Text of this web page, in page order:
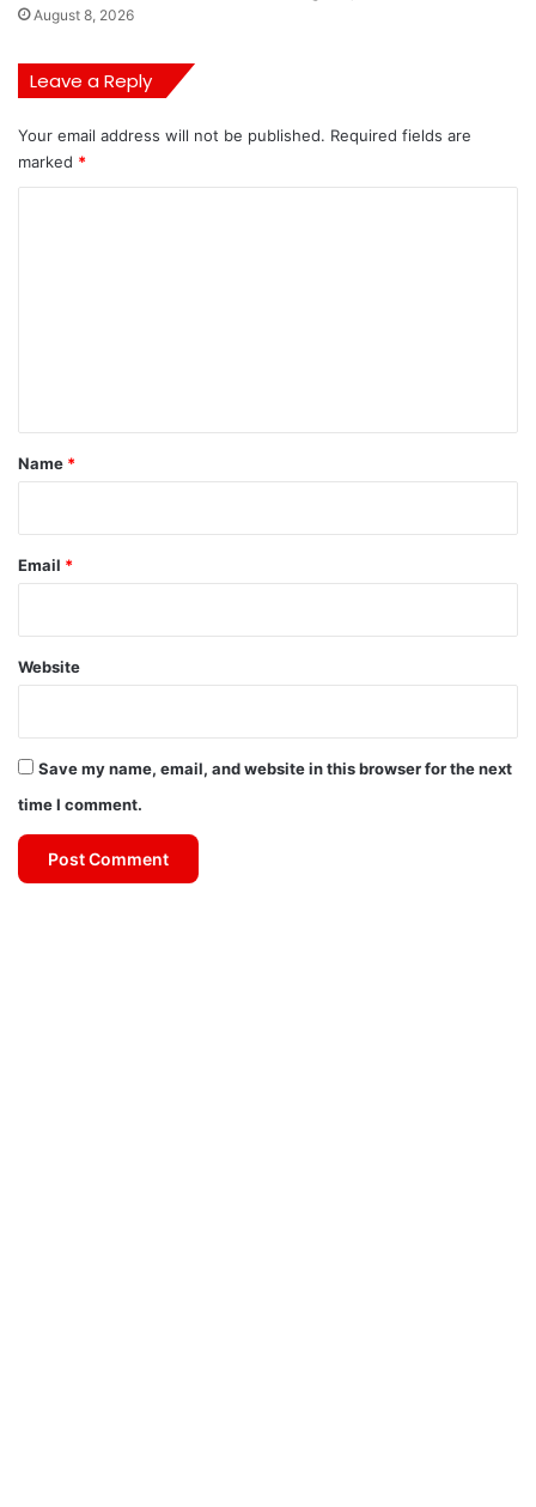
August 8, 2026
Leave a Reply
Your email address will not be published. Required fields are
marked *
*
Name *
Email *
Website
Save my name, email, and website in this browser for the next
time I comment.